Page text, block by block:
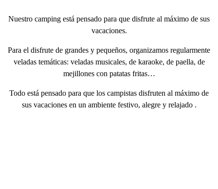
Nuestro camping está pensado para que disfrute al máximo de sus
vacaciones.
Para el disfrute de grandes y pequeños, organizamos regularmente
veladas temáticas: veladas musicales, de karaoke, de paella, de
mejillones con patatas fritas…
Todo está pensado para que los campistas disfruten al máximo de
sus vacaciones en un ambiente festivo, alegre y relajado .